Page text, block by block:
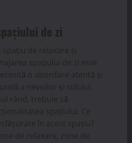
de zi
de relaxare și
spațiului de zi este
o abordare atentă și
a nevoilor și stilului
rând, trebuie să
spațiului. Ce
în acest spațiu?
de relaxare, zone de